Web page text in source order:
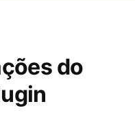
do